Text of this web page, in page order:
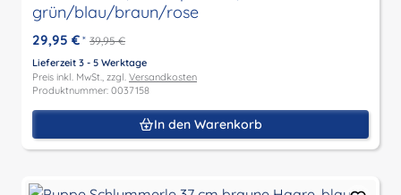
grün/blau/braun/rose
29,95 € * 39,95 €
Lieferzeit 3 - 5 Werktage
Preis inkl. MwSt., zzgl. Versandkosten
Produktnummer: 0037158
In den Warenkorb